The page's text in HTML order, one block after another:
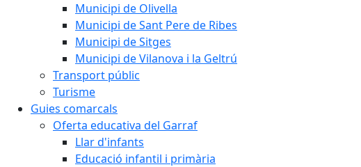
Municipi de Olivella
Municipi de Sant Pere de Ribes
Municipi de Sitges
Municipi de Vilanova i la Geltrú
Transport públic
Turisme
Guies comarcals
Oferta educativa del Garraf
Llar d'infants
Educació infantil i primària